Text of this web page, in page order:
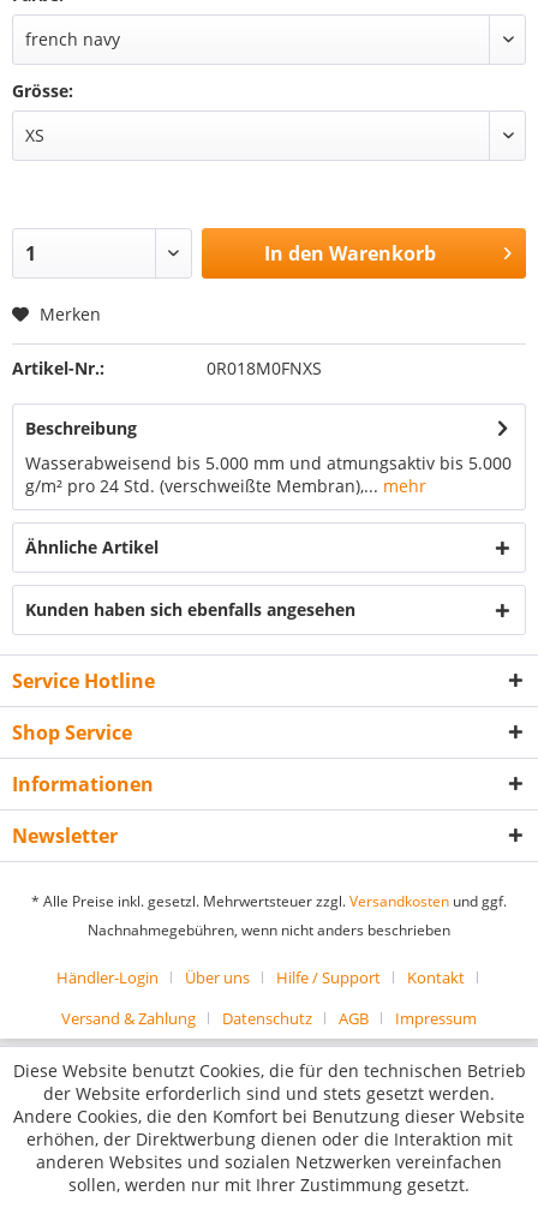
Grösse:
In den Warenkorb
Merken
Artikel-Nr.: 0R018M0FNXS
Beschreibung
Wasserabweisend bis 5.000 mm und atmungsaktiv bis 5.000
g/m² pro 24 Std. (verschweißte Membran),... mehr
Ähnliche Artikel
Kunden haben sich ebenfalls angesehen
Service Hotline
Shop Service
Informationen
Newsletter
* Alle Preise inkl. gesetzl. Mehrwertsteuer zzgl.Versandkosten und ggf.
Nachnahmegebühren, wenn nicht anders beschrieben
Händler-Login Über uns Hilfe / Support
Kontakt
Versand & Zahlung
Datenschutz AGB Impressum
Diese Website benutzt Cookies, die für den technischen Betrieb
der Website erforderlich sind und stets gesetzt werden.
Andere Cookies, die den Komfort bei Benutzung dieser Website
erhöhen, der Direktwerbung dienen oder die Interaktion mit
anderen Websites und sozialen Netzwerken vereinfachen
sollen, werden nur mit Ihrer Zustimmung gesetzt.